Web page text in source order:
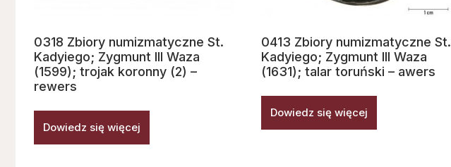
0318 Zbiory numizmatyczne St.
Kadyiego; Zygmunt III Waza
(1599); trojak koronny (2) –
rewers
Dowiedz się więcej
0413 Zbiory numizmatyczne St.
Kadyiego; Zygmunt III Waza
(1631); talar toruński – awers
Dowiedz się więcej